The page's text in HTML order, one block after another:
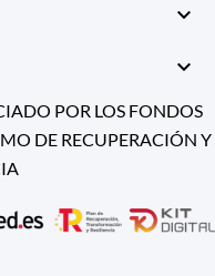


POR LOS FONDOS
DE RECUPERACIÓN Y